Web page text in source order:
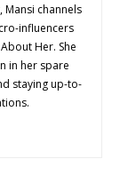
channels
influencers
Her. She
in her spare
staying up-to-